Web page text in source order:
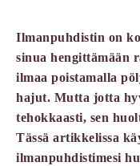
Ilmanpuhdistin on
sinua hengittämään
ilmaa poistamalla
hajut. Mutta jotta
tehokkaasti, sen
Tässä artikkelissa
ilmanpuhdistimesi